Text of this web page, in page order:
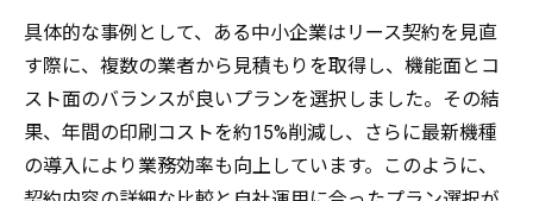
具体的な事例として、ある中小企業はリース契約を見直
す際に、複数の業者から見積もりを取得し、機能面とコ
スト面のバランスが良いプランを選択しました。その結
果、年間の印刷コストを約15%削減し、さらに最新機種
の導入により業務効率も向上しています。このように、